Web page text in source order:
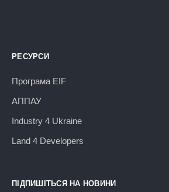
РЕСУРСИ
Програма EIF
АППАУ
Industry 4 Ukraine
Land 4 Developers
ПІДПИШІТЬСЯ НА НОВИНИ